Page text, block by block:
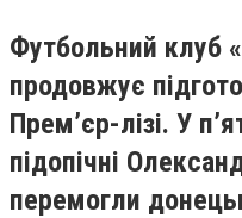
Футбольний клуб
продовжує
Прем’єр-лізі. У
підопічні
перемогли